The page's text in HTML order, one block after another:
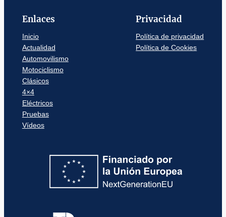
Enlaces
Inicio
Actualidad
Automovilismo
Motociclismo
Clásicos
4×4
Eléctricos
Pruebas
Vídeos
Privacidad
Política de privacidad
Política de Cookies